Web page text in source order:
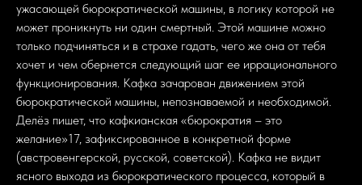
ужасающей бюрократической машины, в логику которой не
может проникнуть ни один смертный. Этой машине можно
только подчиняться и в страхе гадать, чего же она от тебя
хочет и чем обернется следующий шаг ее иррационального
функционирования. Кафка зачарован движением этой
бюрократической машины, непознаваемой и необходимой.
Делёз пишет, что кафкианская «бюрократия – это
желание»17, зафиксированное в конкретной форме
(австровенгерской, русской, советской). Кафка не видит
ясного выхода из бюрократического процесса, который в